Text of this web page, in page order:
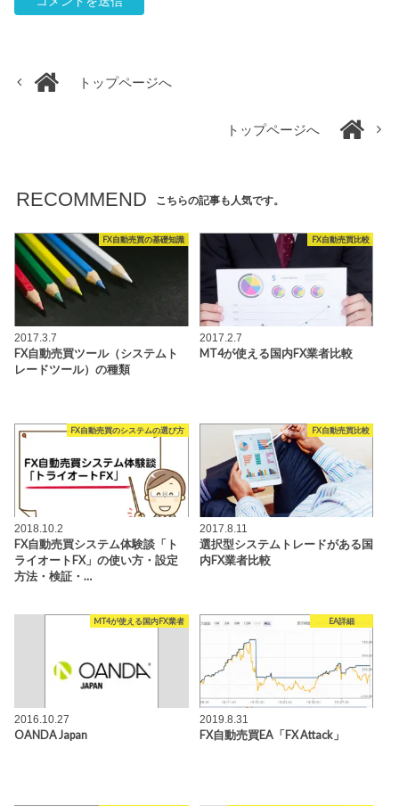
トップページへ
トップページへ
RECOMMEND こちらの記事も人気です。
FX自動売買の基礎知識
2017.3.7
FX自動売買ツール（システムト
レードツール）の種類
FX自動売買比較
2017.2.7
MT4が使える国内FX業者比較
FX自動売買のシステムの選び方
2018.10.2
FX自動売買システム体験談「ト
ライオートFX」の使い方・設定
方法・検証・…
FX自動売買比較
2017.8.11
選択型システムトレードがある国
内FX業者比較
MT4が使える国内FX業者
2016.10.27
OANDA Japan
EA詳細
2019.8.31
FX自動売買EA「FX Attack」